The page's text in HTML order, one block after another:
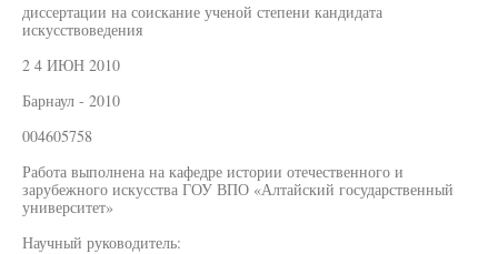
диссертации на соискание ученой степени кандидата
искусствоведения
2 4 ИЮН 2010
Барнаул - 2010
004605758
Работа выполнена на кафедре истории отечественного и
зарубежного искусства ГОУ ВПО «Алтайский государственный
университет»
Научный руководитель: